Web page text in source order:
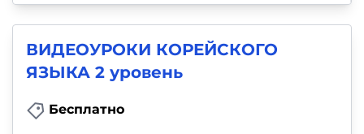
ВИДЕОУРОКИ КОРЕЙСКОГО
ЯЗЫКА 2 уровень
Бесплатно